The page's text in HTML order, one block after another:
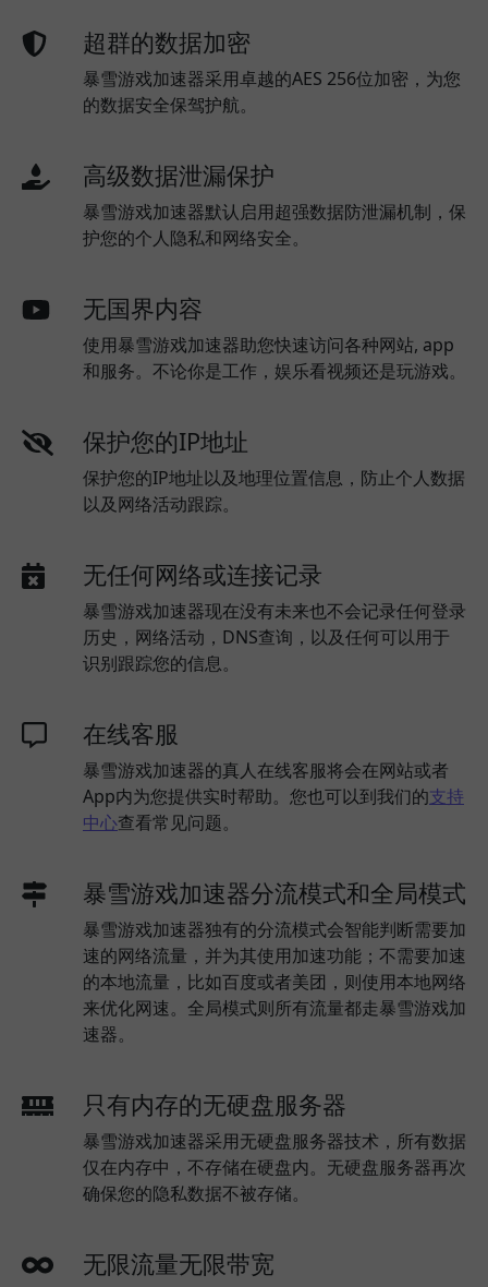
超群的数据加密
暴雪游戏加速器采用卓越的AES 256位加密，为您
的数据安全保驾护航。
高级数据泄漏保护
暴雪游戏加速器默认启用超强数据防泄漏机制，保
护您的个人隐私和网络安全。
无国界内容
使用暴雪游戏加速器助您快速访问各种网站, app
和服务。不论你是工作，娱乐看视频还是玩游戏。
保护您的IP地址
保护您的IP地址以及地理位置信息，防止个人数据
以及网络活动跟踪。
无任何网络或连接记录
暴雪游戏加速器现在没有未来也不会记录任何登录
历史，网络活动，DNS查询，以及任何可以用于
识别跟踪您的信息。
在线客服
暴雪游戏加速器的真人在线客服将会在网站或者
App内为您提供实时帮助。您也可以到我们的支持
中心查看常见问题。
暴雪游戏加速器分流模式和全局模式
暴雪游戏加速器独有的分流模式会智能判断需要加
速的网络流量，并为其使用加速功能；不需要加速
的本地流量，比如百度或者美团，则使用本地网络
来优化网速。全局模式则所有流量都走暴雪游戏加
速器。
只有内存的无硬盘服务器
暴雪游戏加速器采用无硬盘服务器技术，所有数据
仅在内存中，不存储在硬盘内。无硬盘服务器再次
确保您的隐私数据不被存储。
无限流量无限带宽